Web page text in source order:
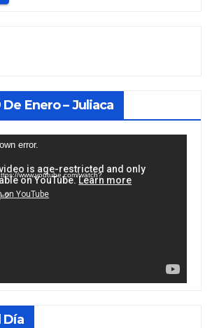
Enero – Juliaca
error.
www.youtube.com/watch?
Día